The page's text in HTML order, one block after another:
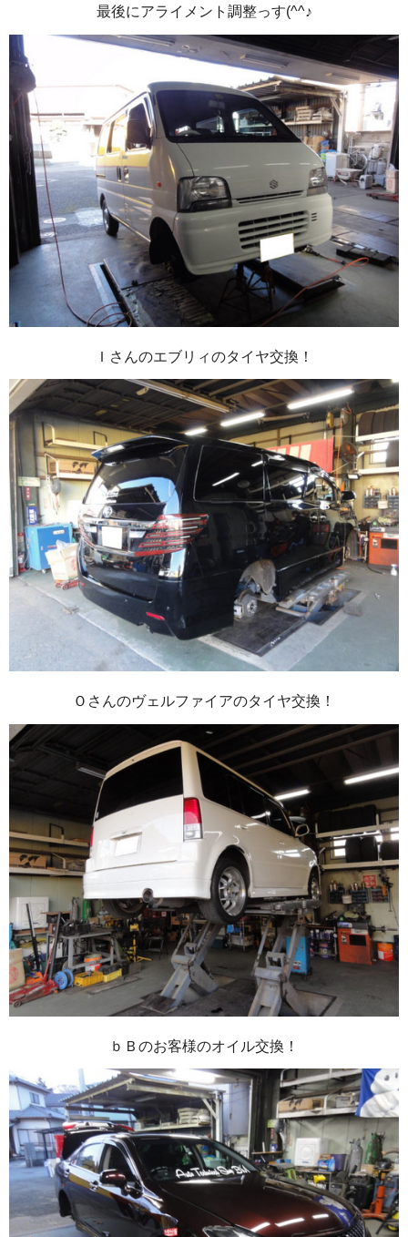
最後にアライメント調整っす(^^♪
Ｉさんのエブリィのタイヤ交換！
Ｏさんのヴェルファイアのタイヤ交換！
ｂＢのお客様のオイル交換！